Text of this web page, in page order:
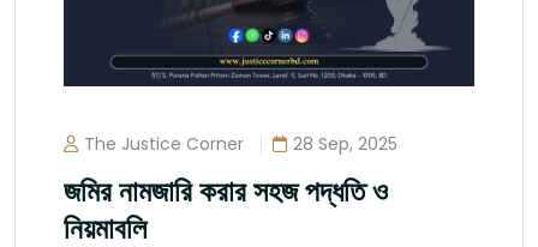
The Justice Corner 28 Sep, 2025
জমির নামজারি করার সহজ পদ্ধতি ও
নিয়মাবলি